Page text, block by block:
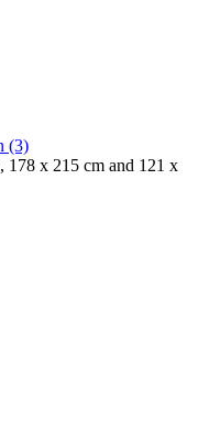
178 x 215 cm and 121 x